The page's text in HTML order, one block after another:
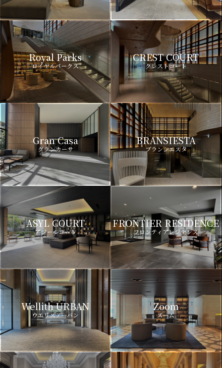
Royal Parks
ロイヤルパークス
CREST COURT
クレストコート
Gran Casa
グランカーサ
BRANSIESTA
ブランシエスタ
ASYL COURT
アジールコート
FRONTIER RESIDENCE
フロンティアレジデンス
Wellith URBAN
ウエリスアーバン
Zoom
ズーム